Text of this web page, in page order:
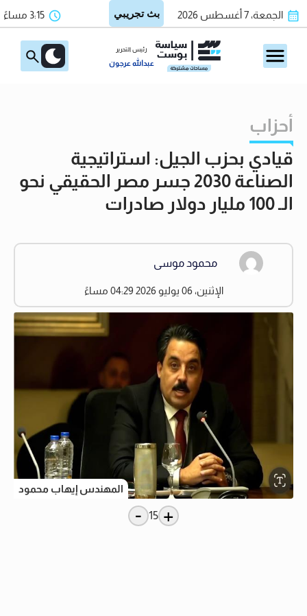
الجمعة، 7 أغسطس 2026 3:15 مساءً
رئيس التحرير
عبدالله عرجون
أحزاب
قيادي بحزب الجيل: استراتيجية
الصناعة 2030 جسر مصر الحقيقي نحو
الـ 100 مليار دولار صادرات
محمود موسى
الإثنين، 06 يوليو 2026 04:29 مساءً
المهندس إيهاب محمود
+
15
-